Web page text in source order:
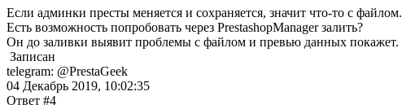
Если админки престы меняется и сохраняется, значит что-то с файлом.
Есть возможность попробовать через PrestashopManager залить?
Он до заливки выявит проблемы с файлом и превью данных покажет.
Записан
telegram: @PrestaGeek
04 Декабрь 2019, 10:02:35
Ответ #4